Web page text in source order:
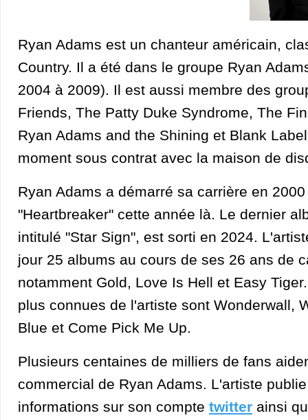
Ryan Adams est un chanteur américain,
Country. Il a été dans le groupe Ryan
2004 à 2009). Il est aussi membre des
Friends, The Patty Duke Syndrome, The
Ryan Adams and the Shining et Blank
moment sous contrat avec la maison de
Ryan Adams a démarré sa carrière en
"Heartbreaker" cette année là. Le dernier
intitulé "Star Sign", est sorti en 2024.
jour 25 albums au cours de ses 26 ans de
notamment Gold, Love Is Hell et Easy
plus connues de l'artiste sont Wonderwall,
Blue et Come Pick Me Up.
Plusieurs centaines de milliers de fans
commercial de Ryan Adams. L'artiste
informations sur son compte twitter ainsi